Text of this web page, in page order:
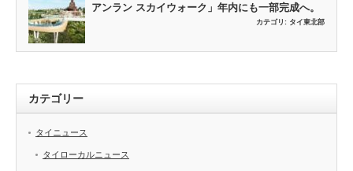
アンラン スカイウォーク」年内にも一部完成へ。
カテゴリ: タイ東北部
カテゴリー
タイニュース
タイローカルニュース